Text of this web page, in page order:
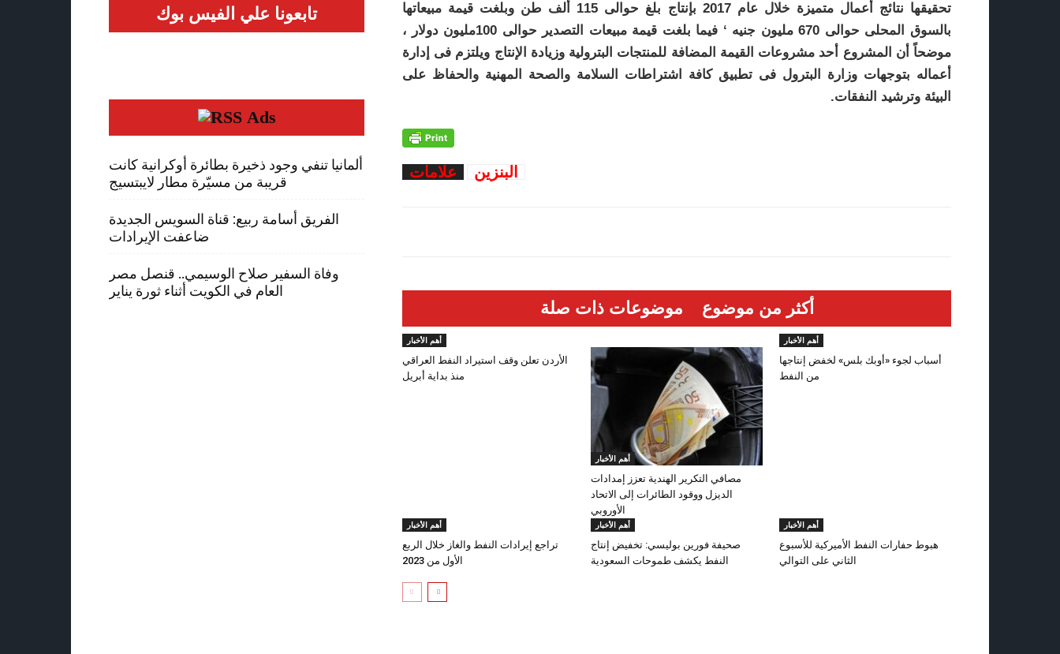
تحقيقها نتائج أعمال متميزة خلال عام 2017 بإنتاج بلغ حوالى 115 ألف طن وبلغت قيمة مبيعاتها
بالسوق المحلى حوالى 670 مليون جنيه ‘ فيما بلغت قيمة مبيعات التصدير حوالى 100مليون دولار ،
موضحاً أن المشروع أحد مشروعات القيمة المضافة للمنتجات البترولية وزيادة الإنتاج ويلتزم فى إدارة
أعماله بتوجهات وزارة البترول فى تطبيق كافة اشتراطات السلامة والصحة المهنية والحفاظ على
البيئة وترشيد النفقات.
علامات البنزين
موضوعات ذات صلة أكثر من موضوع
أهم الأخبار
الأردن تعلن وقف استيراد النفط العراقي
منذ بداية أبريل
أهم الأخبار
مصافي التكرير الهندية تعزز إمدادات
الديزل ووقود الطائرات إلى الاتحاد
الأوروبي
أهم الأخبار
أسباب لجوء «أوبك بلس» لخفض إنتاجها
من النفط
أهم الأخبار
تراجع إيرادات النفط والغاز خلال الربع
الأول من 2023
أهم الأخبار
صحيفة فورين بوليسي: تخفيض إنتاج
النفط يكشف طموحات السعودية
أهم الأخبار
هبوط حفارات النفط الأميركية للأسبوع
الثاني على التوالي
تابعونا علي الفيس بوك
Ads
ألمانيا تنفي وجود ذخيرة بطائرة أوكرانية كانت
قريبة من مسيّرة مطار لايبتسيج
الفريق أسامة ربيع: قناة السويس الجديدة
ضاعفت الإيرادات
وفاة السفير صلاح الوسيمي.. قنصل مصر
العام في الكويت أثناء ثورة يناير